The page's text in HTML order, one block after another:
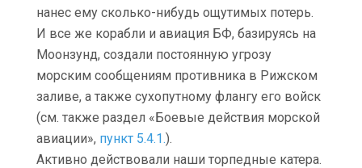
нанес ему сколько-нибудь ощутимых потерь.
И все же корабли и авиация БФ, базируясь на
Моонзунд, создали постоянную угрозу
морским сообщениям противника в Рижском
заливе, а также сухопутному флангу его войск
(см. также раздел «Боевые действия морской
авиации», пункт 5.4.1.).
Активно действовали наши торпедные катера.